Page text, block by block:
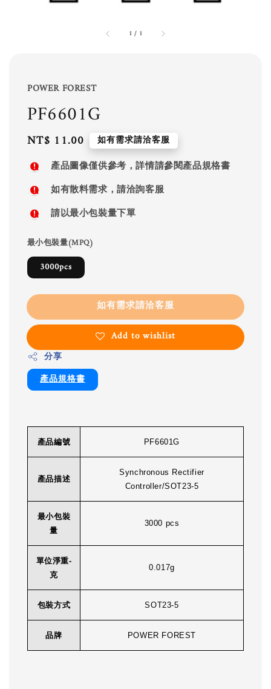
1 / 1
POWER FOREST
PF6601G
Regular
price
NT$ 11.00 如有需求請洽客服
產品圖像僅供參考，詳情請參閱產品規格書
如有散料需求，請洽詢客服
請以最小包裝量下單
最小包裝量(MPQ)
3000pcs
如有需求請洽客服
Add to wishlist
分享
產品規格書
產品編號 PF6601G
產品描述
Synchronous Rectifier
Controller/SOT23-5
最小包裝
量
3000 pcs
單位淨重-
克
0.017g
包裝方式 SOT23-5
品牌 POWER FOREST